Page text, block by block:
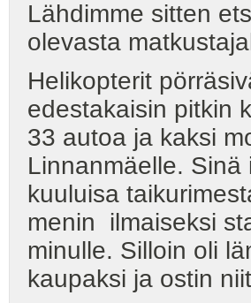
Lähdimme sitten
olevasta
Helikopterit
edestakaisin pitkin
33 autoa ja kaksi
Linnanmäelle.
kuuluisa
menin ilmaiseksi
minulle. Silloin oli
kaupaksi ja ostin